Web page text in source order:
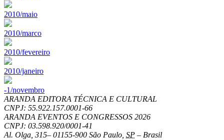
2010/maio
2010/marco
2010/fevereiro
2010/janeiro
-1/novembro
ARANDA EDITORA TÉCNICA E CULTURAL
CNPJ: 55.922.157.0001-66
ARANDA EVENTOS E CONGRESSOS 2026
CNPJ: 03.598.920/0001-41
Al. Olga, 315– 01155-900 São Paulo SP – Brasil